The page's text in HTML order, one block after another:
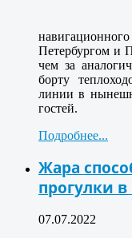
Петербургом и
чем за
борту
линии в
гостей.
Подробнее...
Жара
прогулки
07.07.2022